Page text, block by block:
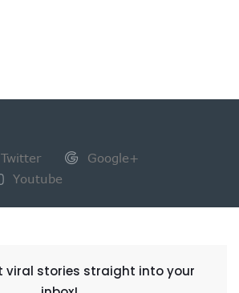
Twitter
Google+
Youtube
viral stories straight into your